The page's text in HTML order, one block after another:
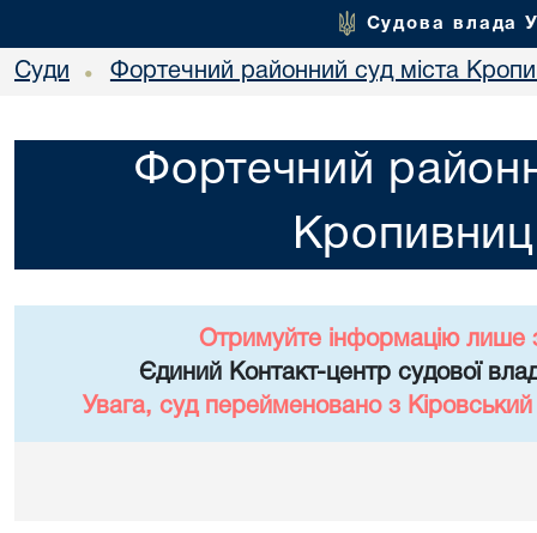
Судова влада
Суди • Фортечний районний суд міста
Фортечний
Отримуйте інформацію лише
Єдиний Контакт-центр судової
Увага, суд перейменовано з